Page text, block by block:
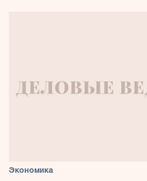
Экономика